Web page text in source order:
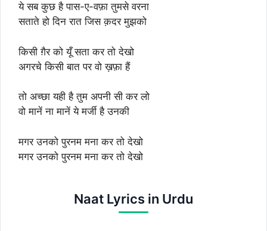
ये सब कुछ है पास-ए-वफ़ा तुमसे वरना
सताते हो दिन रात जिस क़दर मुझको
किसी ग़ैर को यूँ सता कर तो देखो
अगरचे किसी बात पर वो ख़फ़ा हैं
तो अच्छा यही है तुम अपनी सी कर लो
वो मानें ना मानें ये मर्जी है उनकी
मगर उनको पुरनम मना कर तो देखो
मगर उनको पुरनम मना कर तो देखो
Naat Lyrics in Urdu